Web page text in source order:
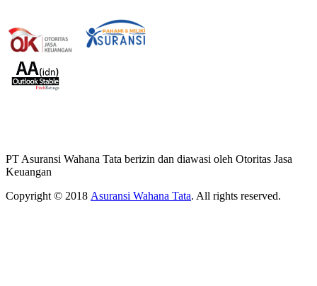
PT Asuransi Wahana Tata berizin dan diawasi oleh Otoritas Jasa
Keuangan
Copyright © 2018 Asuransi Wahana Tata. All rights reserved.